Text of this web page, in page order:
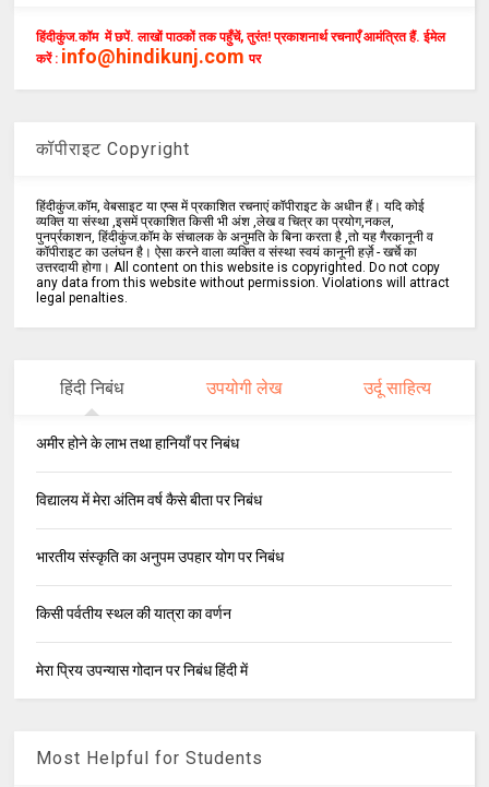
हिंदीकुंज.कॉम में छपें. लाखों पाठकों तक पहुँचें, तुरंत! प्रकाशनार्थ रचनाएँ आमंत्रित हैं. ईमेल
करें : info@hindikunj.com पर
कॉपीराइट Copyright
हिंदीकुंज.कॉम, वेबसाइट या एप्स में प्रकाशित रचनाएं कॉपीराइट के अधीन हैं। यदि कोई
व्यक्ति या संस्था ,इसमें प्रकाशित किसी भी अंश ,लेख व चित्र का प्रयोग,नकल,
पुनर्प्रकाशन, हिंदीकुंज.कॉम के संचालक के अनुमति के बिना करता है ,तो यह गैरकानूनी व
कॉपीराइट का उलंघन है। ऐसा करने वाला व्यक्ति व संस्था स्वयं कानूनी हर्ज़े - खर्चे का
उत्तरदायी होगा। All content on this website is copyrighted. Do not copy
any data from this website without permission. Violations will attract
legal penalties.
हिंदी निबंध उपयोगी लेख उर्दू साहित्य
अमीर होने के लाभ तथा हानियाँ पर निबंध
विद्यालय में मेरा अंतिम वर्ष कैसे बीता पर निबंध
भारतीय संस्कृति का अनुपम उपहार योग पर निबंध
किसी पर्वतीय स्थल की यात्रा का वर्णन
मेरा प्रिय उपन्यास गोदान पर निबंध हिंदी में
Most Helpful for Students